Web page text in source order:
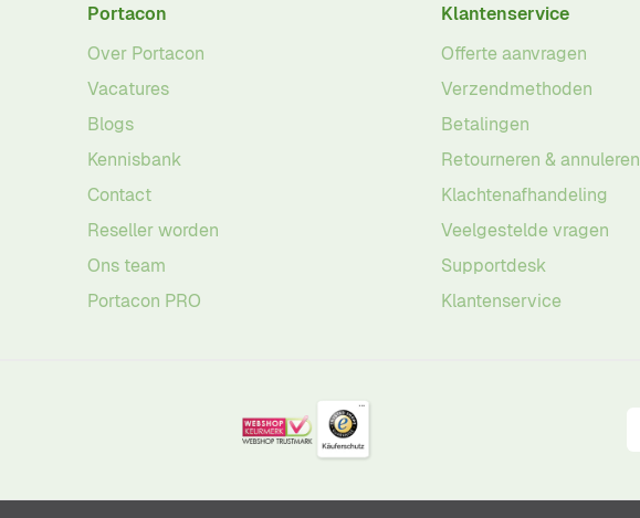
Portacon
Over Portacon
Vacatures
Blogs
Kennisbank
Contact
Reseller worden
Ons team
Portacon PRO
Klantenservice
Offerte aanvragen
Verzendmethoden
Betalingen
Retourneren & annuleren
Klachtenafhandeling
Veelgestelde vragen
Supportdesk
Klantenservice